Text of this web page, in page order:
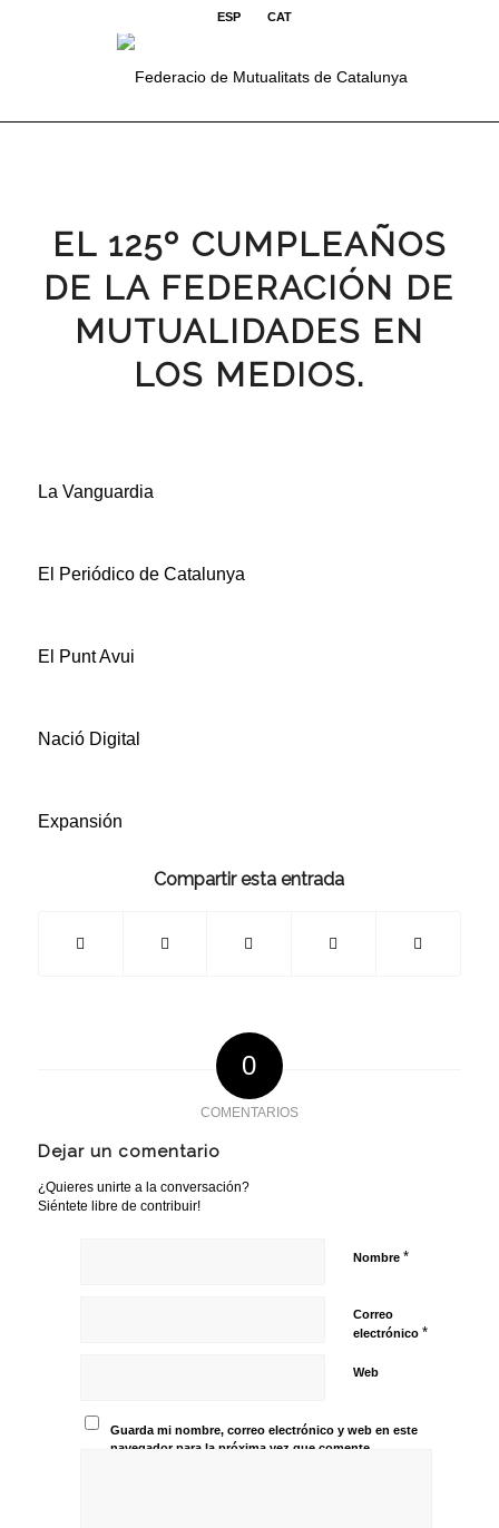
ESP CAT
EL 125º CUMPLEAÑOS
DE LA FEDERACIÓN DE
MUTUALIDADES EN
LOS MEDIOS.
La Vanguardia
El Periódico de Catalunya
El Punt Avui
Nació Digital
Expansión
Compartir esta entrada
0
COMENTARIOS
Dejar un comentario
¿Quieres unirte a la conversación?
Siéntete libre de contribuir!
Nombre *
Correo
electrónico *
Web
Guarda mi nombre, correo electrónico y web en este
navegador para la próxima vez que comente.